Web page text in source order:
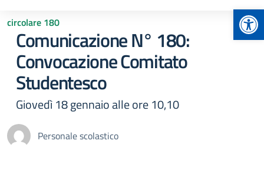
circolare 180
Comunicazione N° 180:
Convocazione Comitato
Studentesco
Giovedì 18 gennaio alle ore 10,10
Personale scolastico